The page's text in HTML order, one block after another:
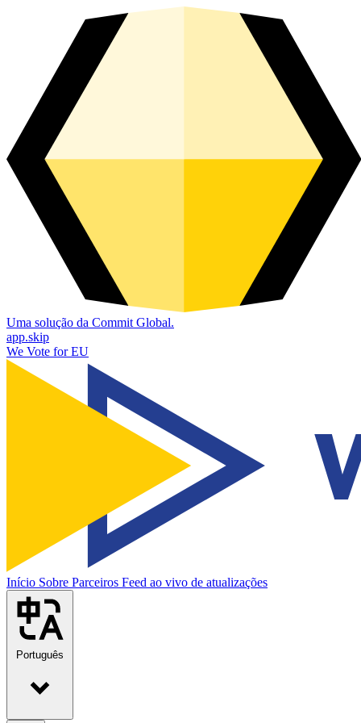
Uma solução da Commit Global.
app.skip
We Vote for EU
Início Sobre Parceiros Feed ao vivo de atualizações
Português